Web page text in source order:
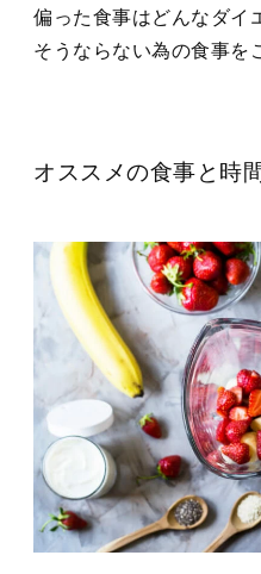
偏った食事はどんなダイ
そうならない為の食事を
オススメの食事と時